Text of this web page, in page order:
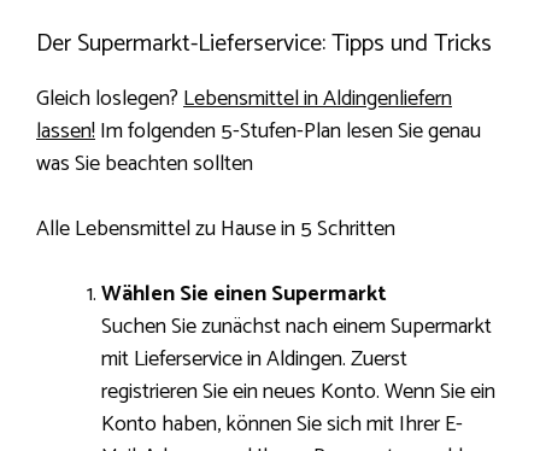
Der Supermarkt-Lieferservice: Tipps und Tricks
Gleich loslegen?Lebensmittel in Aldingenliefern
lassen!Im folgenden 5-Stufen-Plan lesen Sie genau
was Sie beachten sollten
Alle Lebensmittel zu Hause in 5 Schritten
Wählen Sie einen Supermarkt
Suchen Sie zunächst nach einem Supermarkt
mit Lieferservice in Aldingen. Zuerst
registrieren Sie ein neues Konto. Wenn Sie ein
Konto haben, können Sie sich mit Ihrer E-